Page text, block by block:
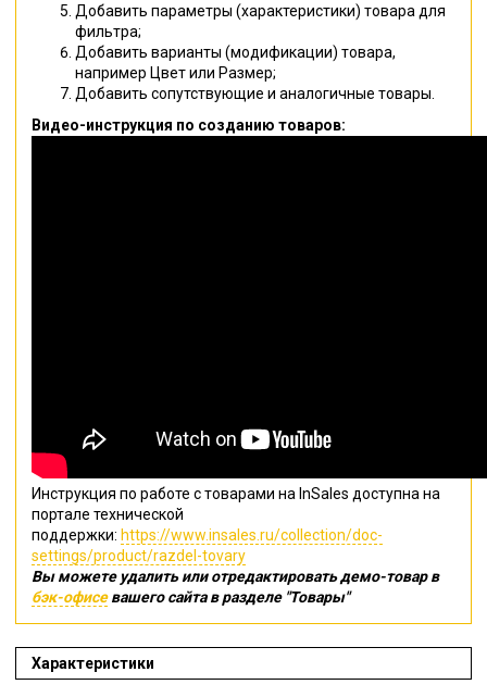
Добавить параметры (характеристики) товара для
фильтра;
Добавить варианты (модификации) товара,
например Цвет или Размер;
Добавить сопутствующие и аналогичные товары.
Видео-инструкция по созданию товаров:
Инструкция по работе с товарами на InSales доступна на
портале технической
поддержки: https://www.insales.ru/collection/doc-
settings/product/razdel-tovary
Вы можете удалить или отредактировать демо-товар в
бэк-офисевашего сайта в разделе "Товары"
Характеристики